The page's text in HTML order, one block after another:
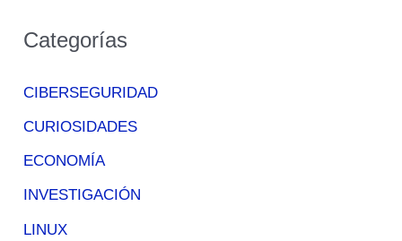
Categorías
CIBERSEGURIDAD
CURIOSIDADES
ECONOMÍA
INVESTIGACIÓN
LINUX